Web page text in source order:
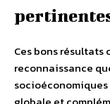
Ces bons résultats
reconnaissance